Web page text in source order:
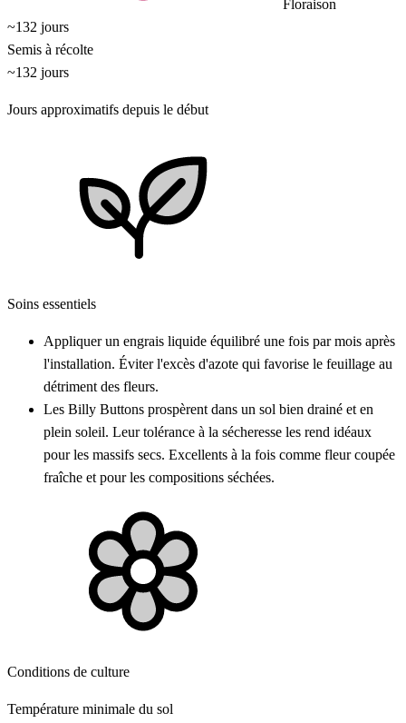
Floraison
~132 jours
Semis à récolte
~132 jours
Jours approximatifs depuis le début
Soins essentiels
Appliquer un engrais liquide équilibré une fois par mois après
l'installation. Éviter l'excès d'azote qui favorise le feuillage au
détriment des fleurs.
Les Billy Buttons prospèrent dans un sol bien drainé et en
plein soleil. Leur tolérance à la sécheresse les rend idéaux
pour les massifs secs. Excellents à la fois comme fleur coupée
fraîche et pour les compositions séchées.
Conditions de culture
Température minimale du sol